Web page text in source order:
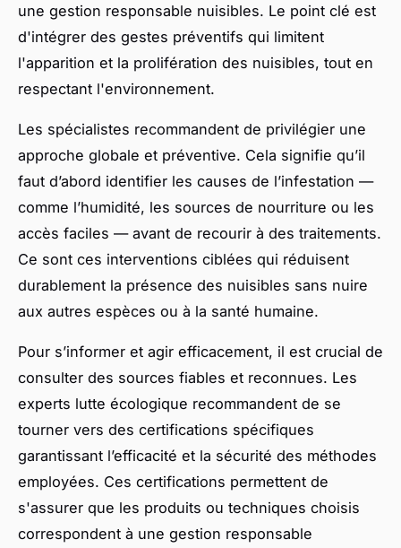
une gestion responsable nuisibles. Le point clé est
d'intégrer des gestes préventifs qui limitent
l'apparition et la prolifération des nuisibles, tout en
respectant l'environnement.
Les spécialistes recommandent de privilégier une
approche globale et préventive. Cela signifie qu’il
faut d’abord identifier les causes de l’infestation —
comme l’humidité, les sources de nourriture ou les
accès faciles — avant de recourir à des traitements.
Ce sont ces interventions ciblées qui réduisent
durablement la présence des nuisibles sans nuire
aux autres espèces ou à la santé humaine.
Pour s’informer et agir efficacement, il est crucial de
consulter des sources fiables et reconnues. Les
experts lutte écologique recommandent de se
tourner vers des certifications spécifiques
garantissant l’efficacité et la sécurité des méthodes
employées. Ces certifications permettent de
s'assurer que les produits ou techniques choisis
correspondent à une gestion responsable